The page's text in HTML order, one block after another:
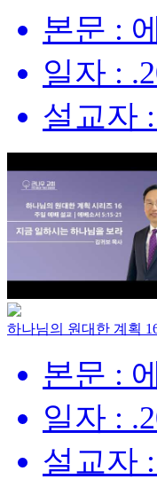
본문 :
일자 :
설교자
하나님의 원대한 계획
본문 :
일자 :
설교자